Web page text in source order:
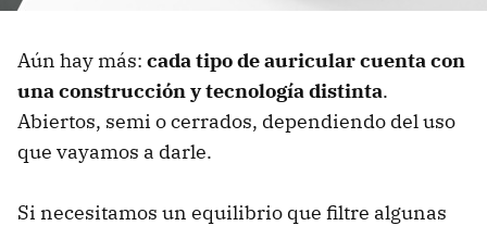
Aún hay más: cada tipo de auricular cuenta con
una construcción y tecnología distinta.
Abiertos, semi o cerrados, dependiendo del uso
que vayamos a darle.
Si necesitamos un equilibrio que filtre algunas